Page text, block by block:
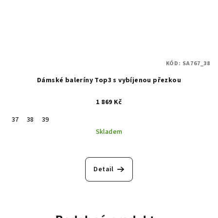
Dámské baleríny Top3 s vybíjenou přezkou
1 869 Kč
37
38
39
Skladem
Detail
KÓD: SA767_38